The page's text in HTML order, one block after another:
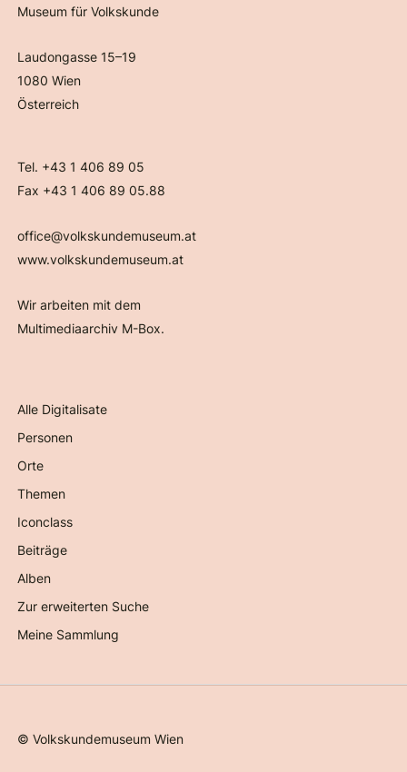
Museum für Volkskunde
Laudongasse 15–19
1080 Wien
Österreich
Tel. +43 1 406 89 05
Fax +43 1 406 89 05.88
office@volkskundemuseum.at
www.volkskundemuseum.at
Wir arbeiten mit dem
Multimediaarchiv M-Box.
Alle Digitalisate
Personen
Orte
Themen
Iconclass
Beiträge
Alben
Zur erweiterten Suche
Meine Sammlung
©Volkskundemuseum Wien